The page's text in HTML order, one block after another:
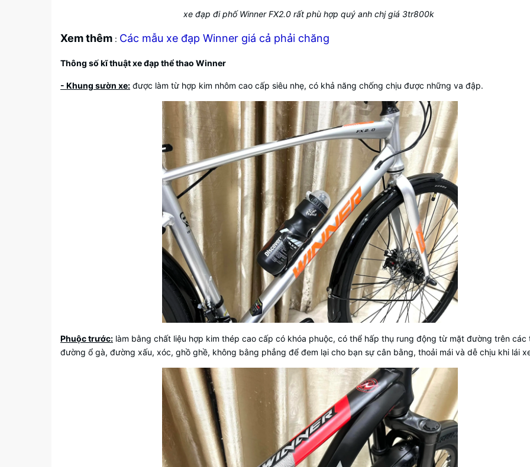
xe đạp đi phố Winner FX2.0 rất phù hợp quý anh chj giá 3tr800k
Xem thêm : Các mẫu xe đạp Winner giá cả phải chăng
Thông số kĩ thuật xe đạp thể thao Winner
- Khung sườn xe: được làm từ hợp kim nhôm cao cấp siêu nhẹ, có khả năng chống chịu được những va đập.
Phuộc trước: làm bằng chất liệu hợp kim thép cao cấp có khóa phuộc, có thể hấp thụ rung động từ mặt đường trên các
đường ổ gà, đường xấu, xóc, ghồ ghề, không bằng phẳng để đem lại cho bạn sự cân bằng, thoải mái và dễ chịu khi lái